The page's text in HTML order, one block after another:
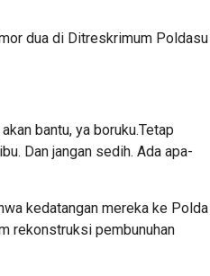
dua di Ditreskrimum Poldasu
bantu, ya boruku.Tetap
Dan jangan sedih. Ada apa-
kedatangan mereka ke Polda
rekonstruksi pembunuhan